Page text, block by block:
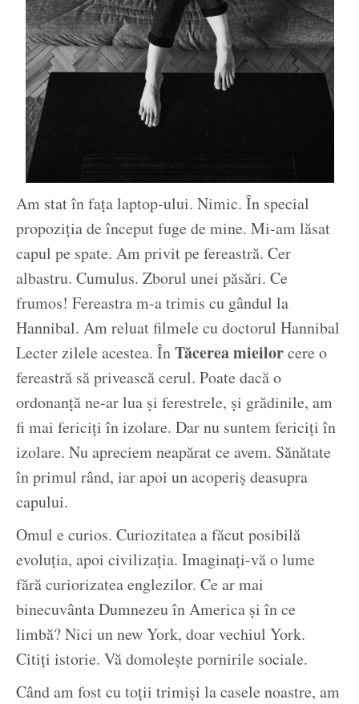
Am stat în fața laptop-ului. Nimic. În special
propoziția de început fuge de mine. Mi-am lăsat
capul pe spate. Am privit pe fereastră. Cer
albastru. Cumulus. Zborul unei păsări. Ce
frumos! Fereastra m-a trimis cu gândul la
Hannibal. Am reluat filmele cu doctorul Hannibal
Lecter zilele acestea. ÎnTăcerea mieilorcere o
fereastră să privească cerul. Poate dacă o
ordonanță ne-ar lua și ferestrele, și grădinile, am
fi mai fericiți în izolare. Dar nu suntem fericiți în
izolare. Nu apreciem neapărat ce avem. Sănătate
în primul rând, iar apoi un acoperiș deasupra
capului.
Omul e curios. Curiozitatea a făcut posibilă
evoluția, apoi civilizația. Imaginați-vă o lume
fără curiorizatea englezilor. Ce ar mai
binecuvânta Dumnezeu în America și în ce
limbă? Nici un new York, doar vechiul York.
Citiți istorie. Vă domolește pornirile sociale.
Când am fost cu toții trimiși la casele noastre, am